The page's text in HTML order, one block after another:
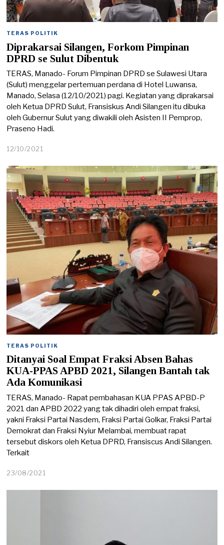
TERAS POLITIK
Diprakarsai Silangen, Forkom Pimpinan
DPRD se Sulut Dibentuk
TERAS, Manado- Forum Pimpinan DPRD se Sulawesi Utara
(Sulut) menggelar pertemuan perdana di Hotel Luwansa,
Manado, Selasa (12/10/2021) pagi. Kegiatan yang diprakarsai
oleh Ketua DPRD Sulut, Fransiskus Andi Silangen itu dibuka
oleh Gubernur Sulut yang diwakili oleh Asisten II Pemprop,
Praseno Hadi.
12/10/2021
TERAS POLITIK
Ditanyai Soal Empat Fraksi Absen Bahas
KUA-PPAS APBD 2021, Silangen Bantah tak
Ada Komunikasi
TERAS, Manado- Rapat pembahasan KUA PPAS APBD-P
2021 dan APBD 2022 yang tak dihadiri oleh empat fraksi,
yakni Fraksi Partai Nasdem, Fraksi Partai Golkar, Fraksi Partai
Demokrat dan Fraksi Nyiur Melambai, membuat rapat
tersebut diskors oleh Ketua DPRD, Fransiscus Andi Silangen.
Terkait
23/08/2021